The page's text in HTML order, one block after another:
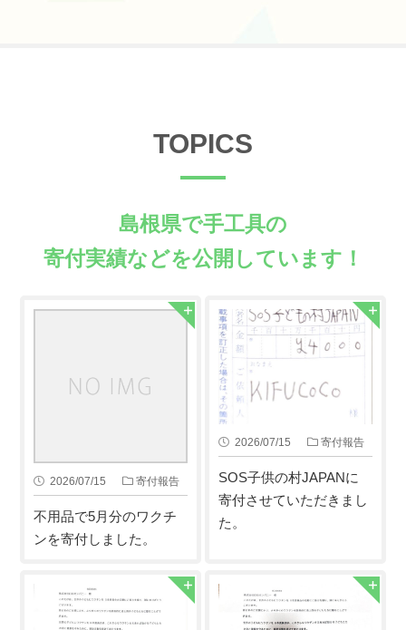
TOPICS
島根県で手工具の
寄付実績などを公開しています！
2026/07/15 寄付報告
不用品で5月分のワクチ
ンを寄付しました。
2026/07/15 寄付報告
SOS子供の村JAPANに
寄付させていただきまし
た。